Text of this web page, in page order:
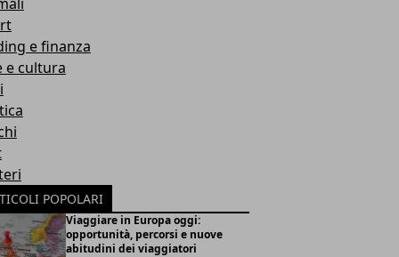
e finanza
e cultura
POPOLARI
Viaggiare in Europa oggi:
opportunità, percorsi e nuove
abitudini dei viaggiatori